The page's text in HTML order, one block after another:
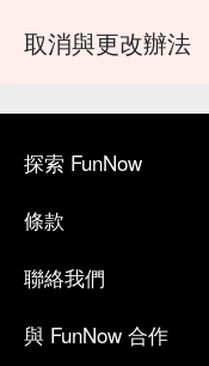
取消與更改辦法
探索 FunNow
條款
聯絡我們
與 FunNow 合作